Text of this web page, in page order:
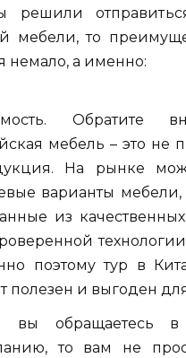
решили
мебели, то
немало, а именно:
Обратите
мебель – это не
На рынке
варианты мебели,
из
поэтому тур в
полезен и выгоден
вы обращаетесь в
то вам не